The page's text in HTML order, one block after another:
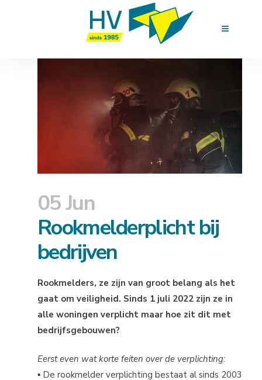
05 Jun
Rookmelderplicht bij
bedrijven
Rookmelders, ze zijn van groot belang als het
gaat om veiligheid. Sinds 1 juli 2022 zijn ze in
alle woningen verplicht maar hoe zit dit met
bedrijfsgebouwen?
Eerst even wat korte feiten over de verplichting:
▪ De rookmelder verplichting bestaat al sinds 2003